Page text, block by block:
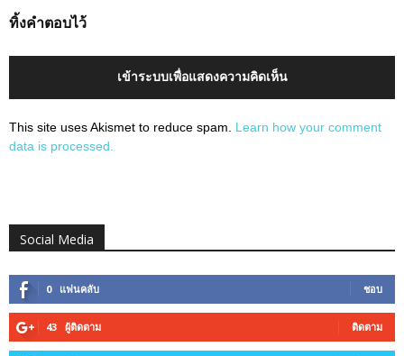
ทิ้งคำตอบไว้
เข้าระบบเพื่อแสดงความคิดเห็น
This site uses Akismet to reduce spam. Learn how your comment
data is processed.
Social Media
0 แฟนคลับ ชอบ
43 ผู้ติดตาม ติดตาม